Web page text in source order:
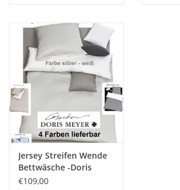
Jersey Streifen Wende
Bettwäsche -Doris
Meyer-100% feinste
€109,00